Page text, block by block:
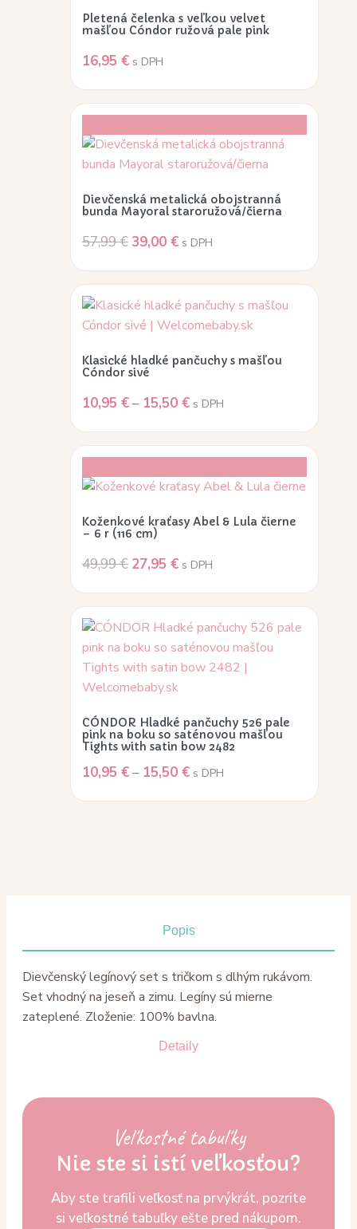
Pletená čelenka s veľkou velvet
mašľou Cóndor ružová pale pink
16,95 € s DPH
Dievčenská metalická obojstranná
bunda Mayoral staroružová/čierna
57,99€ 39,00 € s DPH
Klasické hladké pančuchy s mašľou
Cóndor sivé
10,95 €– 15,50 € s DPH
Koženkové kraťasy Abel & Lula čierne
– 6 r (116 cm)
49,99€ 27,95 € s DPH
CÓNDOR Hladké pančuchy 526 pale
pink na boku so saténovou mašľou
Tights with satin bow 2482
10,95 €– 15,50 € s DPH
Popis
Detaily
Dievčenský legínový set s tričkom s dlhým rukávom.
Set vhodný na jeseň a zimu. Legíny sú mierne
zateplené. Zloženie: 100% bavlna.
Veľkostné tabuľky
Nie ste si istí veľkosťou?
Aby ste trafili veľkosť na prvýkrát, pozrite
si veľkostné tabuľky ešte pred nákupom.